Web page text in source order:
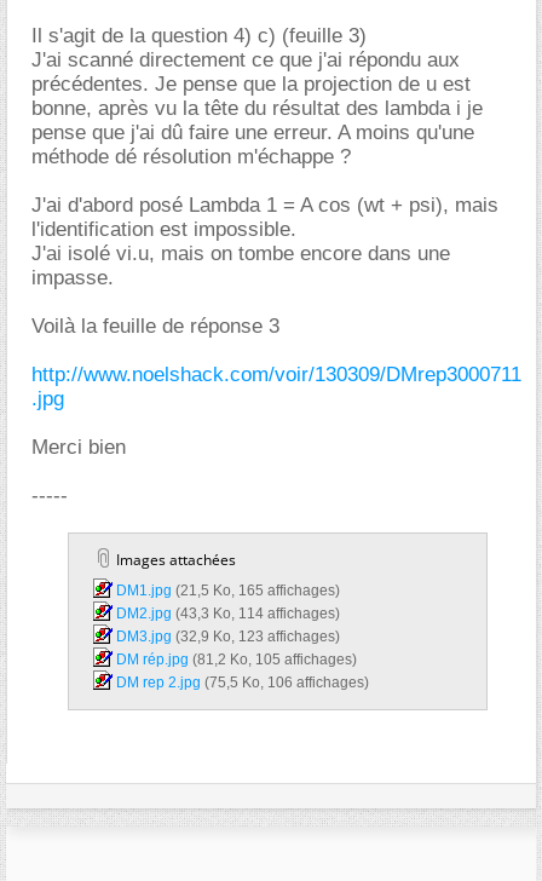
Il s'agit de la question 4) c) (feuille 3)
J'ai scanné directement ce que j'ai répondu aux
précédentes. Je pense que la projection de u est
bonne, après vu la tête du résultat des lambda i je
pense que j'ai dû faire une erreur. A moins qu'une
méthode dé résolution m'échappe ?
J'ai d'abord posé Lambda 1 = A cos (wt + psi), mais
l'identification est impossible.
J'ai isolé vi.u, mais on tombe encore dans une
impasse.
Voilà la feuille de réponse 3
http://www.noelshack.com/voir/130309/DMrep3000711
.jpg
Merci bien
-----
Images attachées
DM1.jpg‎ (21,5 Ko, 165 affichages)
DM2.jpg‎ (43,3 Ko, 114 affichages)
DM3.jpg‎ (32,9 Ko, 123 affichages)
DM rép.jpg‎ (81,2 Ko, 105 affichages)
DM rep 2.jpg‎ (75,5 Ko, 106 affichages)